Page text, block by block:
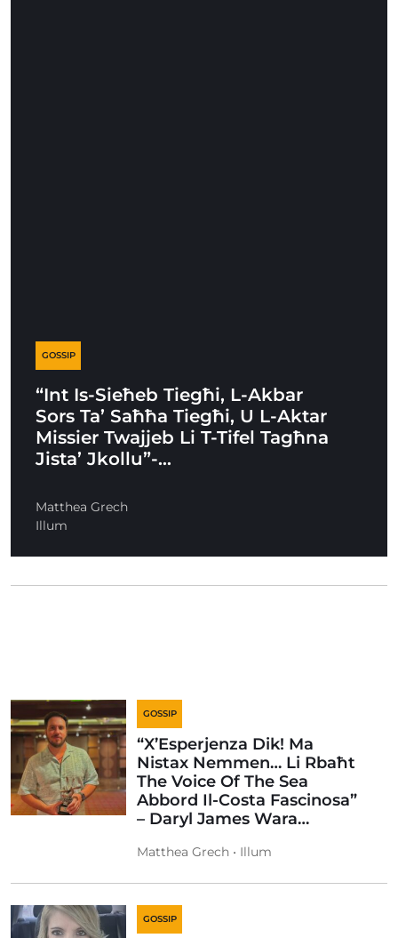
GOSSIP
“Int Is-Sieħeb Tiegħi, L-Akbar
Sors Ta’ Saħħa Tiegħi, U L-Aktar
Missier Twajjeb Li T-Tifel Tagħna
Jista’ Jkollu”-…
Matthea Grech
Illum
GOSSIP
“X’Esperjenza Dik! Ma
Nistax Nemmen… Li Rbaħt
The Voice Of The Sea
Abbord Il-Costa Fascinosa”
– Daryl James Wara…
Matthea Grech • Illum
GOSSIP